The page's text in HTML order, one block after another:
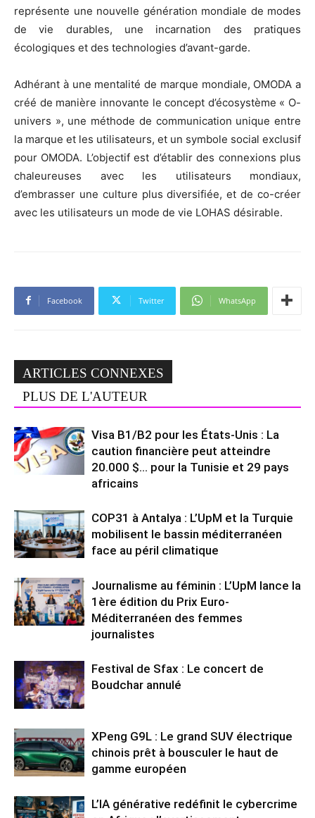
représente une nouvelle génération mondiale de modes
de vie durables, une incarnation des pratiques
écologiques et des technologies d’avant-garde.
Adhérant à une mentalité de marque mondiale, OMODA a
créé de manière innovante le concept d’écosystème « O-
univers », une méthode de communication unique entre
la marque et les utilisateurs, et un symbole social exclusif
pour OMODA. L’objectif est d’établir des connexions plus
chaleureuses avec les utilisateurs mondiaux,
d’embrasser une culture plus diversifiée, et de co-créer
avec les utilisateurs un mode de vie LOHAS désirable.
Facebook Twitter WhatsApp
ARTICLES CONNEXES
PLUS DE L'AUTEUR
Visa B1/B2 pour les États-Unis : La
caution financière peut atteindre
20.000 $… pour la Tunisie et 29 pays
africains
COP31 à Antalya : L’UpM et la Turquie
mobilisent le bassin méditerranéen
face au péril climatique
Journalisme au féminin : L’UpM lance la
1ère édition du Prix Euro-
Méditerranéen des femmes
journalistes
Festival de Sfax : Le concert de
Boudchar annulé
XPeng G9L : Le grand SUV électrique
chinois prêt à bousculer le haut de
gamme européen
L’IA générative redéfinit le cybercrime